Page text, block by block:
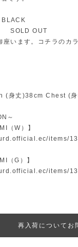
BLACK
SOLD OUT
います。コチラのカ
(身丈)38cm Chest (
～
（W）】
items/
（G）】
items/
再入荷についてお